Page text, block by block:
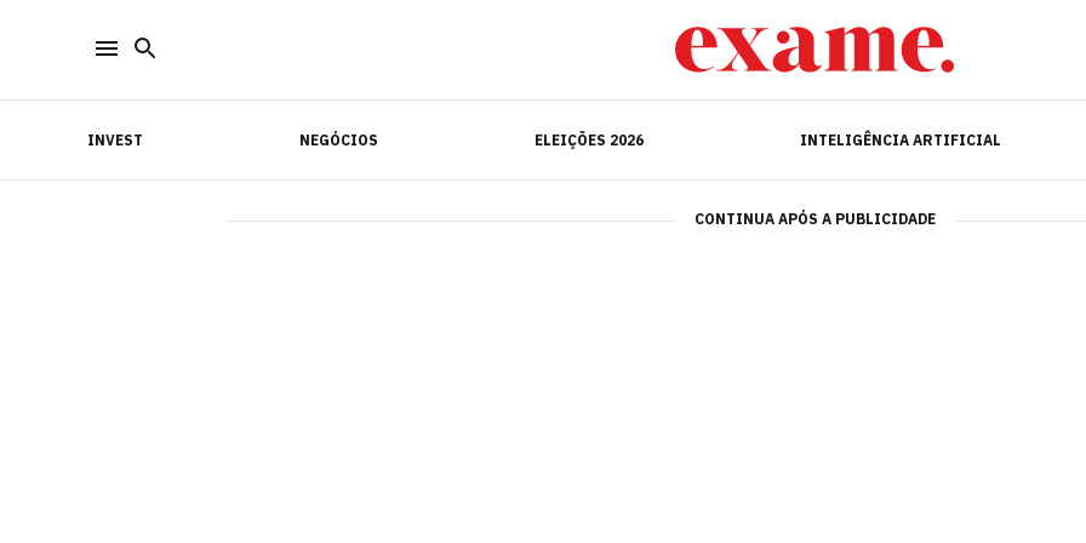
INVEST NEGÓCIOS ELEIÇÕES 2026 INTELIGÊNCIA ARTIFICIAL
INVEST INTELIGÊNCIA ARTIFICIAL
CONTINUA APÓS A PUBLICIDADE